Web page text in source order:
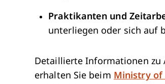
Praktikanten und
unterliegen oder sich auf
Detaillierte Informationen zu
erhalten Sie beim Ministry of